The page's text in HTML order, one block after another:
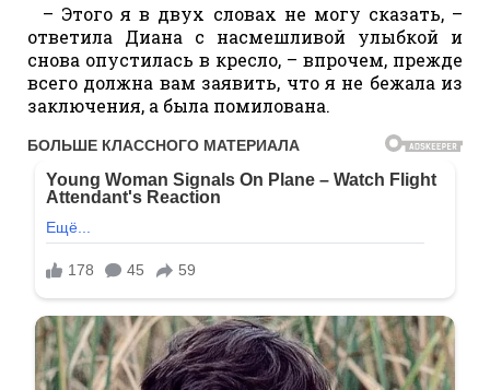
– Этого я в двух словах не могу сказать, –
ответила Диана с насмешливой улыбкой и
снова опустилась в кресло, – впрочем, прежде
всего должна вам заявить, что я не бежала из
заключения, а была помилована.